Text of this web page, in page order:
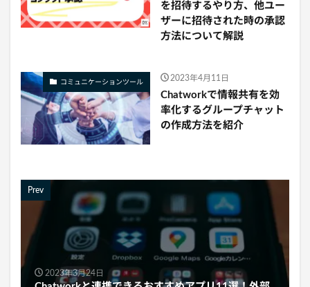
を招待するやり方、他ユー
ザーに招待された時の承認
方法について解説
コミュニケーションツール 2023年4月11日
Chatworkで情報共有を効
率化するグループチャット
の作成方法を紹介
Prev
2023年3月24日